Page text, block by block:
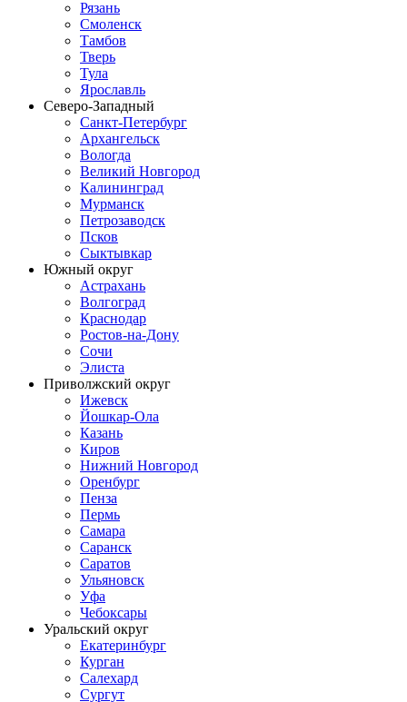
Рязань
Смоленск
Тамбов
Тверь
Тула
Ярославль
Северо-Западный
Санкт-Петербург
Архангельск
Вологда
Великий Новгород
Калининград
Мурманск
Петрозаводск
Псков
Сыктывкар
Южный округ
Астрахань
Волгоград
Краснодар
Ростов-на-Дону
Сочи
Элиста
Приволжский округ
Ижевск
Йошкар-Ола
Казань
Киров
Нижний Новгород
Оренбург
Пенза
Пермь
Самара
Саранск
Саратов
Ульяновск
Уфа
Чебоксары
Уральский округ
Екатеринбург
Курган
Салехард
Сургут